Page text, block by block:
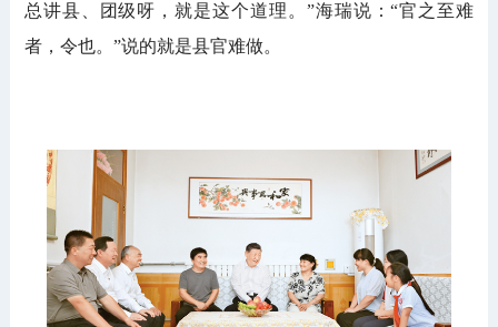
总讲县、团级呀，就是这个道理。”海瑞说：“官之至难
者，令也。”说的就是县官难做。